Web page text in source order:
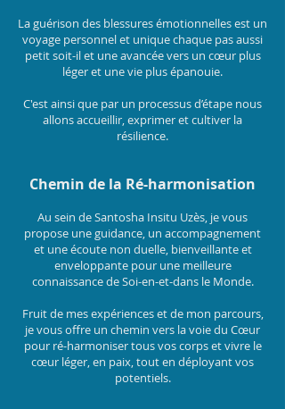
La guérison des blessures émotionnelles est un
voyage personnel et unique chaque pas aussi
petit soit-il et une avancée vers un cœur plus
léger et une vie plus épanouie.
C'est ainsi que par un processus d’étape nous
allons accueillir, exprimer et cultiver la
résilience.
Chemin de la Ré-harmonisation
Au sein de Santosha Insitu Uzès, je vous
propose une guidance, un accompagnement
et une écoute non duelle, bienveillante et
enveloppante pour une meilleure
connaissance de Soi-en-et-dans le Monde.
Fruit de mes expériences et de mon parcours,
je vous offre un chemin vers la voie du Cœur
pour ré-harmoniser tous vos corps et vivre le
cœur léger, en paix, tout en déployant vos
potentiels.